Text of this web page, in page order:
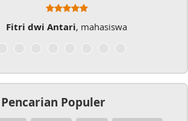
Fitri dwi Antari, mahasiswa
Pencarian Populer